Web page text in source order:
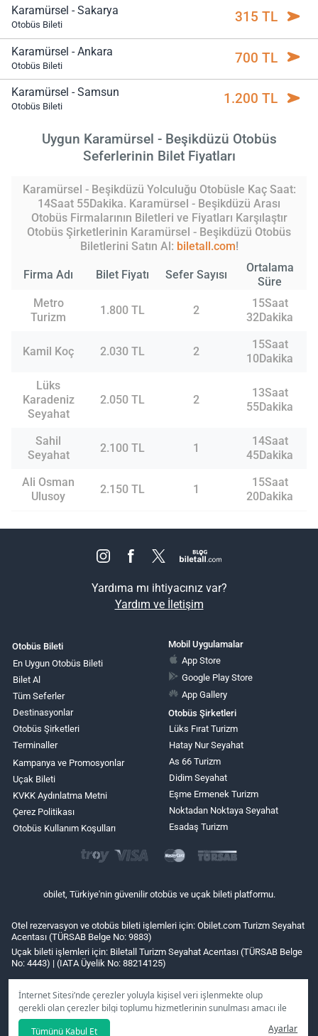
İnternet Sitesi’nde çerezler yoluyla kişisel veri işlenmekte olup
gerekli olan çerezler bilgi toplumu hizmetlerinin sunulması amacı ile
kullanılmaktadır. Tercihleriniz doğrultusunda size özel
Tümünü Kabul Et Ayarlar
Karamürsel - Sakarya
Otobüs Bileti 315 TL
Karamürsel - Ankara
Otobüs Bileti 700 TL
Karamürsel - Samsun
Otobüs Bileti 1.200 TL
Uygun Karamürsel - Beşikdüzü Otobüs
Seferlerinin Bilet Fiyatları
Karamürsel - Beşikdüzü Yolculuğu Otobüsle Kaç Saat:
14Saat 55Dakika. Karamürsel - Beşikdüzü Arası
Otobüs Firmalarının Biletleri ve Fiyatları Karşılaştır
Otobüs Şirketlerinin Karamürsel - Beşikdüzü Otobüs
Biletlerini Satın Al: biletall.com!
Firma Adı Bilet Fiyatı Sefer Sayısı
Ortalama
Süre
Metro
Turizm
1.800 TL 2
15Saat
32Dakika
Kamil Koç 2.030 TL 2
15Saat
10Dakika
Lüks
Karadeniz
Seyahat
2.050 TL 2
13Saat
55Dakika
Sahil
Seyahat
2.100 TL 1
14Saat
45Dakika
Ali Osman
Ulusoy
2.150 TL 1
15Saat
20Dakika
Yardıma mı ihtiyacınız var?
Yardım ve İletişim
Otobüs Bileti
En Uygun Otobüs Bileti
Bilet Al
Tüm Seferler
Destinasyonlar
Otobüs Şirketleri
Terminaller
Kampanya ve Promosyonlar
Uçak Bileti
KVKK Aydınlatma Metni
Çerez Politikası
Otobüs Kullanım Koşulları
Mobil Uygulamalar
App Store
Google Play Store
App Gallery
Otobüs Şirketleri
Lüks Fırat Turizm
Hatay Nur Seyahat
As 66 Turizm
Didim Seyahat
Eşme Ermenek Turizm
Noktadan Noktaya Seyahat
Esadaş Turizm
obilet, Türkiye'nin güvenilir otobüs ve uçak bileti platformu.
Otel rezervasyon ve otobüs bileti işlemleri için: Obilet.com Turizm Seyahat
Acentası (TÜRSAB Belge No: 9883)
Uçak bileti işlemleri için: Biletall Turizm Seyahat Acentası (TÜRSAB Belge
No: 4443) | (IATA Üyelik No: 88214125)